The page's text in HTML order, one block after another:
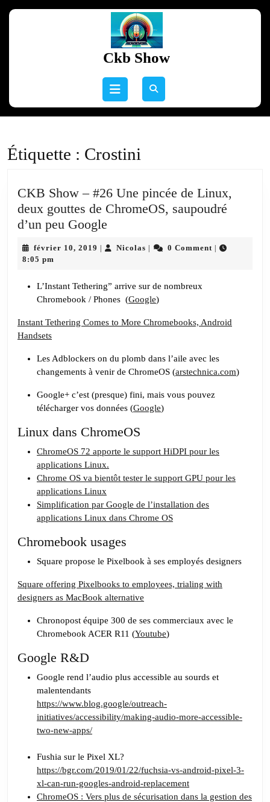
Ckb Show
Open
Étiquette : Crostini
CKB Show – #26 Une pincée de Linux,
deux gouttes de ChromeOS, saupoudré
d’un peu Google
–
Une
pincée
de
gouttes
ChromeOS,
saupoudré
d’un
Google
février 10, 2019 févrierNicolas Nicolas0 Comment
8:05 pm
L’Instant Tethering” arrive sur de nombreux
Chromebook / Phones (Google)
Instant Tethering Comes to More Chromebooks, Android
Handsets
Les Adblockers on du plomb dans l’aile avec les
changements à venir de ChromeOS (arstechnica.com)
Google+ c’est (presque) fini, mais vous pouvez
télécharger vos données (Google)
Linux dans ChromeOS
ChromeOS 72 apporte le support HiDPI pour les
applications Linux.
Chrome OS va bientôt tester le support GPU pour les
applications Linux
Simplification par Google de l’installation des
applications Linux dans Chrome OS
Chromebook usages
Square propose le Pixelbook à ses employés designers
Square offering Pixelbooks to employees, trialing with
designers as MacBook alternative
Chronopost équipe 300 de ses commerciaux avec le
Chromebook ACER R11 (Youtube)
Google R&D
Google rend l’audio plus accessible au sourds et
malentendants
https://www.blog.google/outreach-
initiatives/accessibility/making-audio-more-accessible-
two-new-apps/
Fushia sur le Pixel XL?
https://bgr.com/2019/01/22/fuchsia-vs-android-pixel-3-
xl-can-run-googles-android-replacement
ChromeOS : Vers plus de sécurisation dans la gestion des